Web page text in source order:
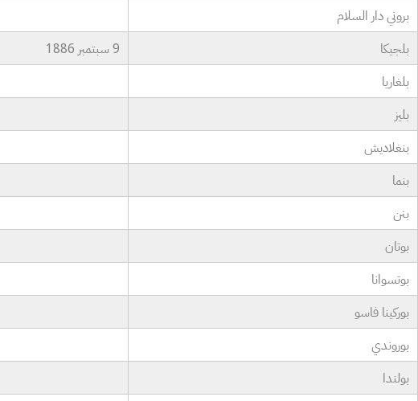
بروني دار السلام
بلجيكا
9 سبتمبر 1886
بلغاريا
بليز
بنغلاديش
بنما
بنن
بوتان
بوتسوانا
بوركينا فاسو
بوروندي
بولندا